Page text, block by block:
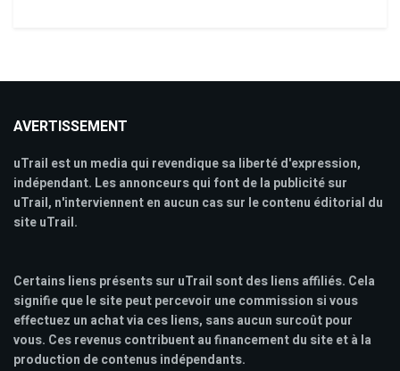
AVERTISSEMENT
uTrail est un media qui revendique sa liberté d'expression,
indépendant. Les annonceurs qui font de la publicité sur
uTrail, n'interviennent en aucun cas sur le contenu éditorial du
site uTrail.
Certains liens présents sur uTrail sont des liens affiliés. Cela
signifie que le site peut percevoir une commission si vous
effectuez un achat via ces liens, sans aucun surcoût pour
vous. Ces revenus contribuent au financement du site et à la
production de contenus indépendants.